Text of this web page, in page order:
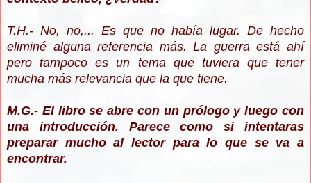
T.H.- No, no,... Es que no había lugar. De hecho
eliminé alguna referencia más. La guerra está ahí
pero tampoco es un tema que tuviera que tener
mucha más relevancia que la que tiene.
M.G.- El libro se abre con un prólogo y luego con
una introducción. Parece como si intentaras
preparar mucho al lector para lo que se va a
encontrar.